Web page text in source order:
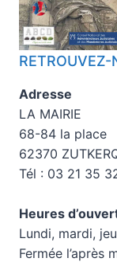
RETROUVEZ-
Adresse
LA MAIRIE
68-84 la place
62370
Tél : 03 21 35
Heures
Lundi, mardi,
Fermée l’après